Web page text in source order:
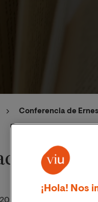
Conferencia de
¡Hola! Nos